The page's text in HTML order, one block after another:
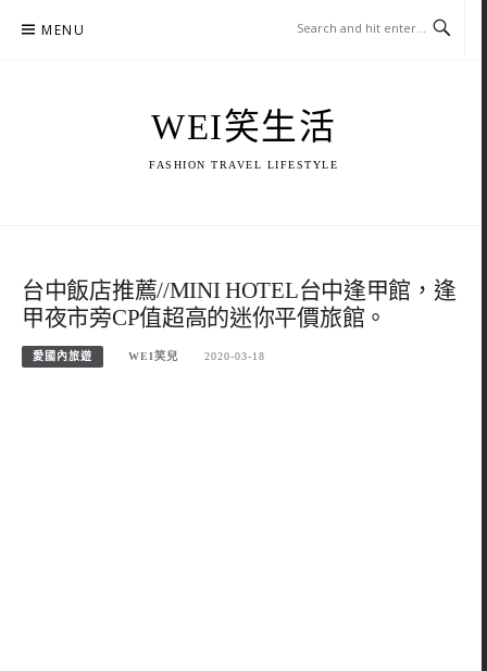
MENU
WEI笑生活
FASHION TRAVEL LIFESTYLE
台中飯店推薦//MINI HOTEL台中逢甲館，逢
甲夜市旁CP值超高的迷你平價旅館。
愛國內旅遊 WEI笑兒 2020-03-18